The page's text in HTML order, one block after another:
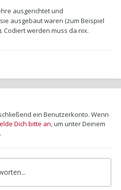
ausgerichtet und
ausgebaut waren (zum Beispiel
Codiert werden muss da nix.
ein Benutzerkonto. Wenn
Dich bitte an, um unter Deinem